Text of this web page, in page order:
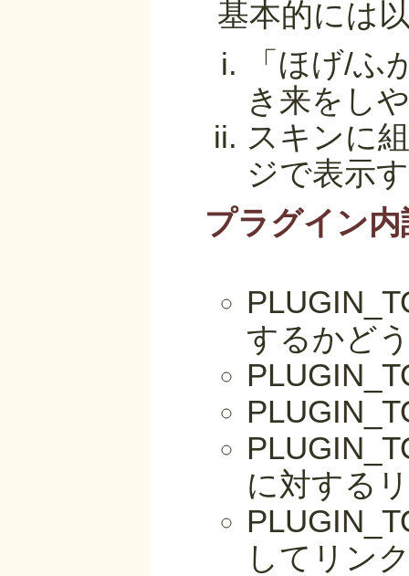
基本的には
「ほげ/
き来をし
スキンに
ジで表示
プラグイン内
するかど
に対する
してリン